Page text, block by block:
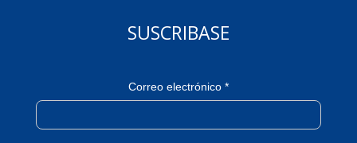
SUSCRIBASE
Correo electrónico *